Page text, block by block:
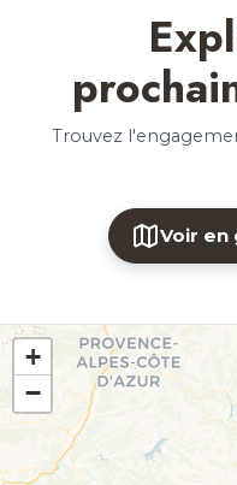
Trouvez
Voir en
+
−